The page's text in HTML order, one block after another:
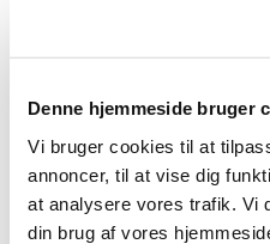
Denne hjemmeside bruger
Vi bruger cookies til at
annoncer, til at vise dig
at analysere vores trafik. Vi
din brug af vores
Strikkehjørnet, fredage
Strikkehjørnet
Fredage kl. 10.00-11.30
eget håndarbejde i kirke-
Har du har lyst, kan du
dåbsklude, politibamser
udleveres af Tornbjerg